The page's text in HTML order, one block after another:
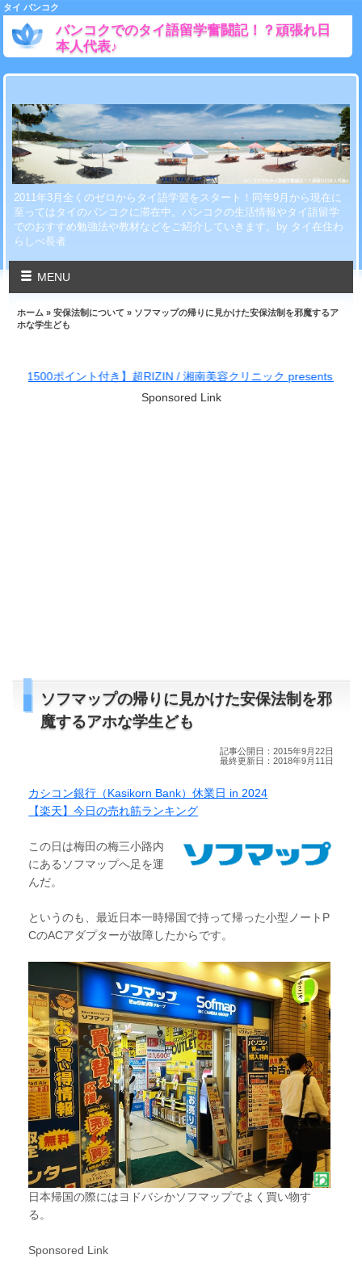
タイ バンコク
バンコクでのタイ語留学奮闘記！？頑張れ日
本人代表♪
2011年3月全くのゼロからタイ語学習をスタート！同年9月から現在に
至ってはタイのバンコクに滞在中。バンコクの生活情報やタイ語留学
でのおすすめ勉強法や教材などをご紹介していきます。by タイ在住わ
らしべ長者
MENU
ホーム »安保法制について » ソフマップの帰りに見かけた安保法制を邪魔するア
ホな学生ども
】超RIZIN / 湘南美容クリニック presents RIZIN.38
Sponsored Link
ソフマップの帰りに見かけた安保法制を邪
魔するアホな学生ども
記事公開日：2015年9月22日
最終更新日：2018年9月11日
カシコン銀行（Kasikorn Bank）休業日 in 2024
【楽天】今日の売れ筋ランキング
この日は梅田の梅三小路内
にあるソフマップへ足を運
んだ。
というのも、最近日本一時帰国で持って帰った小型ノートP
CのACアダプターが故障したからです。
日本帰国の際にはヨドバシかソフマップでよく買い物す
る。
Sponsored Link